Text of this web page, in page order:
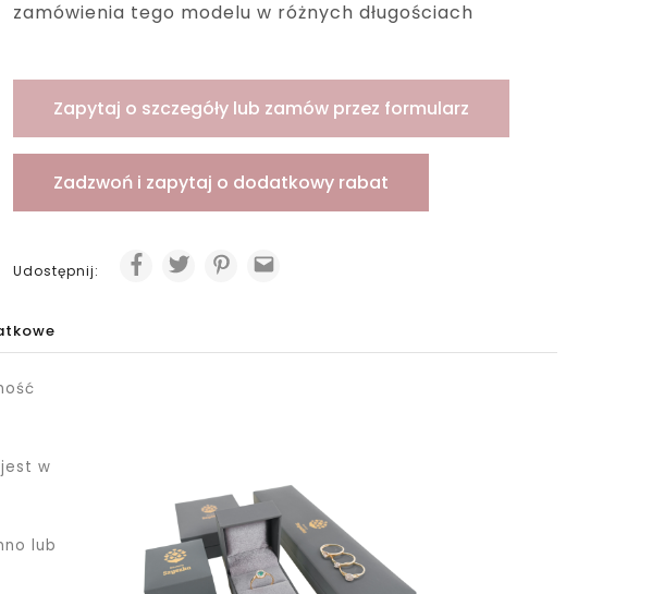
zamówienia tego modelu w różnych długościach
Zapytaj o szczegóły lub zamów przez formularz
Zadzwoń i zapytaj o dodatkowy rabat
Udostępnij:
w
lub